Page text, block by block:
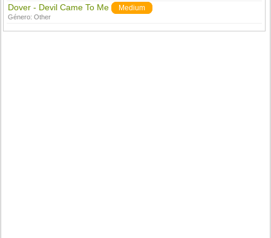
Dover - Devil Came To Me Medium
Género:Other